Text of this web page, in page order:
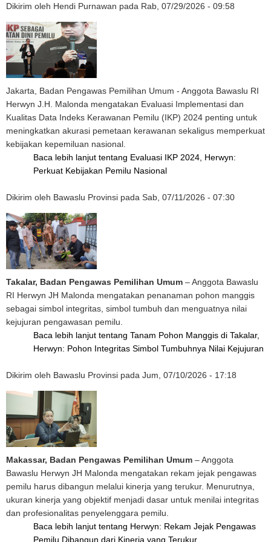
Dikirim oleh Hendi Purnawan pada Rab, 07/29/2026 - 09:58
Jakarta, Badan Pengawas Pemilihan Umum - Anggota Bawaslu RI
Herwyn J.H. Malonda mengatakan Evaluasi Implementasi dan
Kualitas Data Indeks Kerawanan Pemilu (IKP) 2024 penting untuk
meningkatkan akurasi pemetaan kerawanan sekaligus memperkuat
kebijakan kepemiluan nasional.
Baca lebih lanjut tentang Evaluasi IKP 2024, Herwyn:
Perkuat Kebijakan Pemilu Nasional
Dikirim oleh Bawaslu Provinsi pada Sab, 07/11/2026 - 07:30
Takalar, Badan Pengawas Pemilihan Umum – Anggota Bawaslu
RI Herwyn JH Malonda mengatakan penanaman pohon manggis
sebagai simbol integritas, simbol tumbuh dan menguatnya nilai
kejujuran pengawasan pemilu.
Baca lebih lanjut tentang Tanam Pohon Manggis di Takalar,
Herwyn: Pohon Integritas Simbol Tumbuhnya Nilai Kejujuran
Dikirim oleh Bawaslu Provinsi pada Jum, 07/10/2026 - 17:18
Makassar, Badan Pengawas Pemilihan Umum – Anggota
Bawaslu Herwyn JH Malonda mengatakan rekam jejak pengawas
pemilu harus dibangun melalui kinerja yang terukur. Menurutnya,
ukuran kinerja yang objektif menjadi dasar untuk menilai integritas
dan profesionalitas penyelenggara pemilu.
Baca lebih lanjut tentang Herwyn: Rekam Jejak Pengawas
Pemilu Dibangun dari Kinerja yang Terukur